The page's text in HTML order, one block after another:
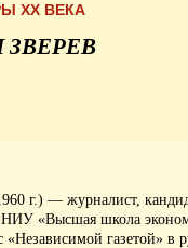
XX ВЕКА
ЗВЕРЕВ
г.) — журналист,
НИУ «Высшая школа
«Независимой газетой» в